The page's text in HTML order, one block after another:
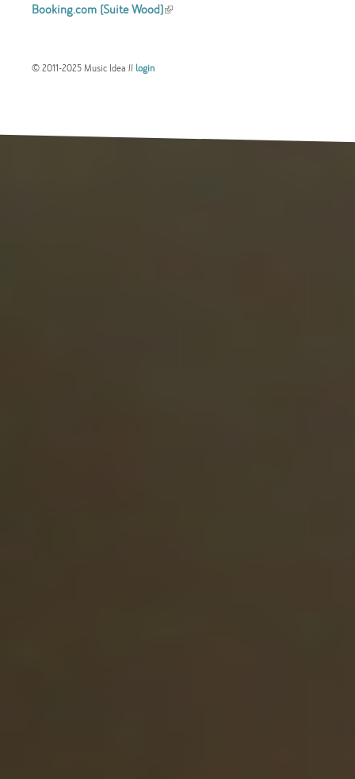
Booking.com (Suite Wood)(link is external)
© 2011-2025 Music Idea //login